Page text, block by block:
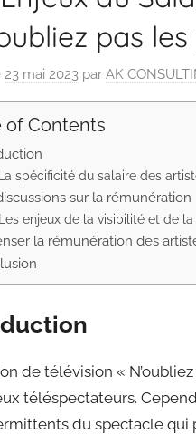
pas
23 mai 2023 par AK
of Contents
La spécificité du salaire des
sur la rémunération
Les enjeux de la visibilité et de
la rémunération des
de télévision «
téléspectateurs.
du spectacle qui